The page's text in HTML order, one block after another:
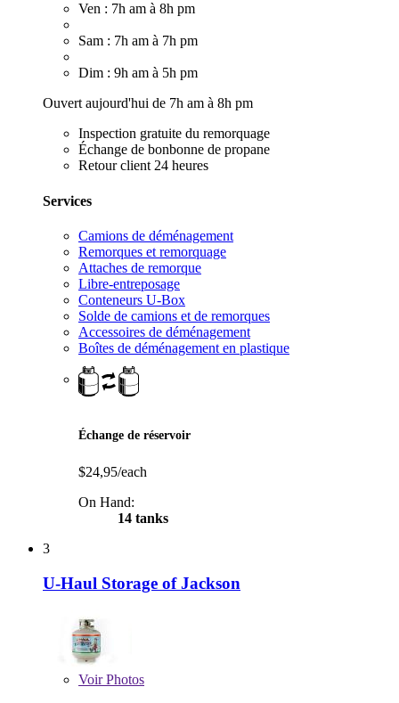
Ven : 7h am à 8h pm
Sam : 7h am à 7h pm
Dim : 9h am à 5h pm
Ouvert aujourd'hui de 7h am à 8h pm
Inspection gratuite du remorquage
Échange de bonbonne de propane
Retour client 24 heures
Services
Camions de déménagement
Remorques et remorquage
Attaches de remorque
Libre-entreposage
Conteneurs U-Box
Solde de camions et de remorques
Accessoires de déménagement
Boîtes de déménagement en plastique
Échange de réservoir
$24,95/each
On Hand:
14 tanks
3
U-Haul Storage of Jackson
VoirPhotos